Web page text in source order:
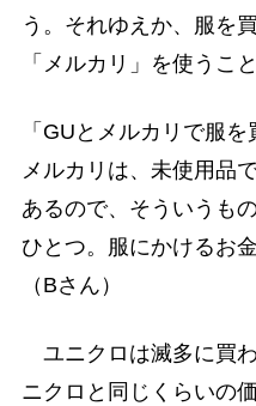
う。それゆえか、服を
「メルカリ」を使うこ
「GUとメルカリで服
メルカリは、未使用品
あるので、そういうも
ひとつ。服にかけるお
（Bさん）
ユニクロは滅多に買
ニクロと同じくらいの